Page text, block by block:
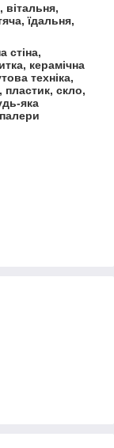
вітальня,
їдальня,
стіна,
керамічна
техніка,
пластик, скло,
яка